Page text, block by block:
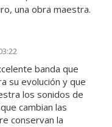
una obra maestra.
banda que
su evolución y que
los sonidos de
cambian las
conservan la